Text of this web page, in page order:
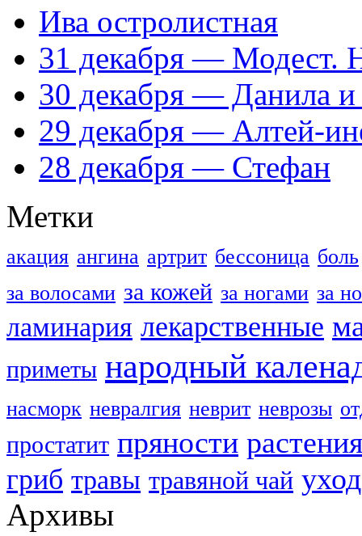
Ива остролистная
31 декабря — Модест.
30 декабря — Данила
29 декабря — Алтей-
28 декабря — Стефан
Метки
акация ангина артрит бессоница боль
за волосами за кожей за ногами за
ламинария лекарственные
приметы народный
насморк невралгия неврит неврозы
простатит пряности растения
гриб травы травяной чай уход
Архивы